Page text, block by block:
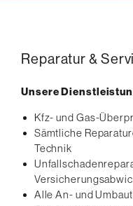
Reparatur &
Unsere
Kfz- und Gas-
Sämtliche
Technik
Alle An- und